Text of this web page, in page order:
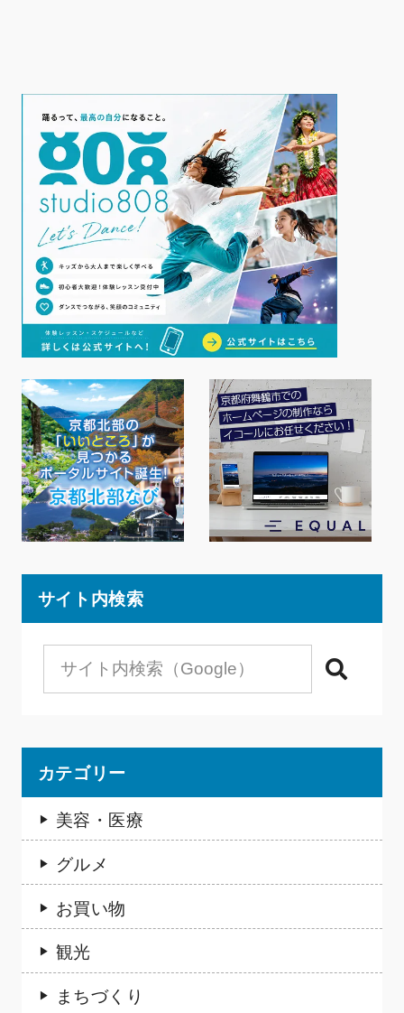
サイト内検索
検索
カテゴリー
美容・医療
グルメ
お買い物
観光
まちづくり